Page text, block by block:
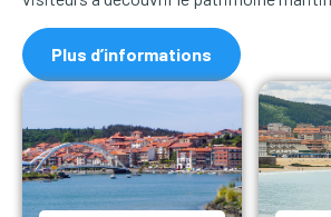
Plus d’informations